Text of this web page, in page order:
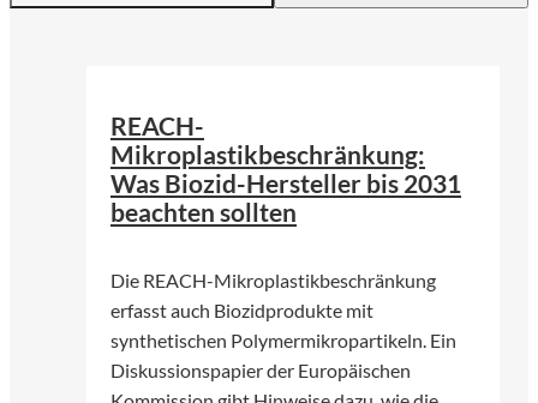
REACH-
Mikroplastikbeschränkung:
Was Biozid-Hersteller bis 2031
beachten sollten
Die REACH-Mikroplastikbeschränkung
erfasst auch Biozidprodukte mit
synthetischen Polymermikropartikeln. Ein
Diskussionspapier der Europäischen